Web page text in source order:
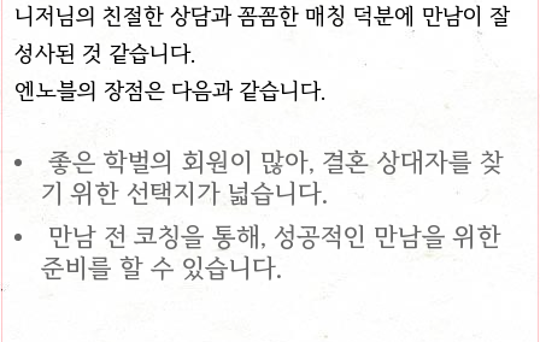
니저님의 친절한 상담과 꼼꼼한 매칭 덕분에 만남이 잘
성사된 것 같습니다.
엔노블의 장점은 다음과 같습니다.
좋은 학벌의 회원이 많아, 결혼 상대자를 찾
기 위한 선택지가 넓습니다.
만남 전 코칭을 통해, 성공적인 만남을 위한
준비를 할 수 있습니다.